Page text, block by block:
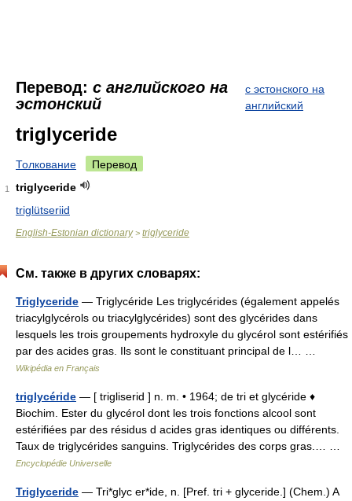
Перевод: с английского на
эстонский
с эстонского на
английский
triglyceride
Толкование Перевод
1
triglyceride
triglütseriid
English-Estonian dictionary> triglyceride
См. также в других словарях:
Triglyceride — Triglycéride Les triglycérides (également appelés
triacylglycérols ou triacylglycérides) sont des glycérides dans
lesquels les trois groupements hydroxyle du glycérol sont estérifiés
par des acides gras. Ils sont le constituant principal de l… …
Wikipédia en Français
triglycéride — [ trigliserid ] n. m. • 1964; de tri et glycéride ♦
Biochim. Ester du glycérol dont les trois fonctions alcool sont
estérifiées par des résidus d acides gras identiques ou différents.
Taux de triglycérides sanguins. Triglycérides des corps gras.… …
Encyclopédie Universelle
Triglyceride — Tri*glyc er*ide, n. [Pref. tri + glyceride.] (Chem.) A